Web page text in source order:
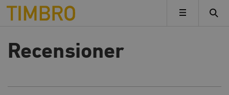
Timbro
MENY
Recensioner